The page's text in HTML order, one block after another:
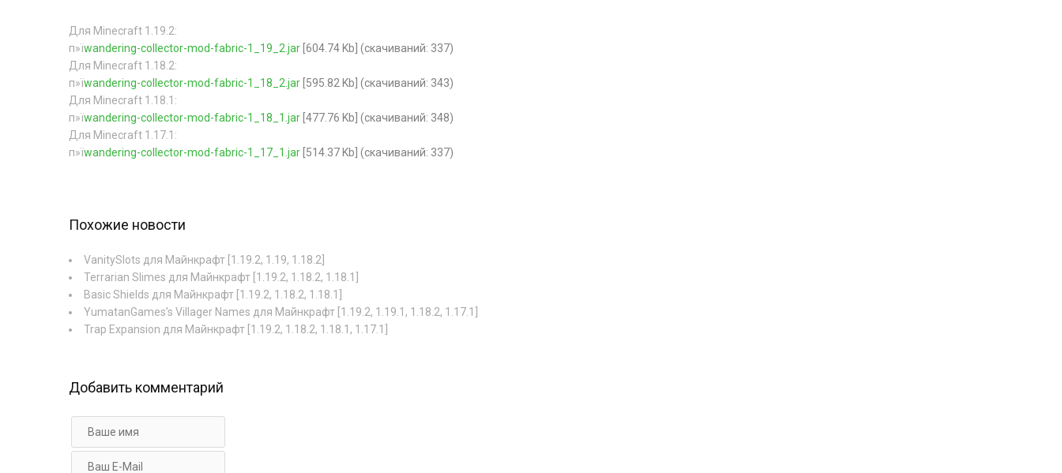
Для Minecraft 1.19.2:
п»їwandering-collector-mod-fabric-1_19_2.jar [604.74 Kb] (cкачиваний: 337)
Для Minecraft 1.18.2:
п»їwandering-collector-mod-fabric-1_18_2.jar [595.82 Kb] (cкачиваний: 343)
Для Minecraft 1.18.1:
п»їwandering-collector-mod-fabric-1_18_1.jar [477.76 Kb] (cкачиваний: 348)
Для Minecraft 1.17.1:
п»їwandering-collector-mod-fabric-1_17_1.jar [514.37 Kb] (cкачиваний: 337)
Похожие новости
VanitySlots для Майнкрафт [1.19.2, 1.19, 1.18.2]
Terrarian Slimes для Майнкрафт [1.19.2, 1.18.2, 1.18.1]
Basic Shields для Майнкрафт [1.19.2, 1.18.2, 1.18.1]
YumatanGames’s Villager Names для Майнкрафт [1.19.2, 1.19.1, 1.18.2, 1.17.1]
Trap Expansion для Майнкрафт [1.19.2, 1.18.2, 1.18.1, 1.17.1]
Добавить комментарий